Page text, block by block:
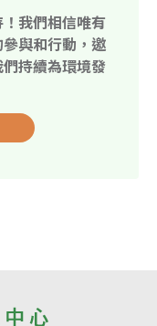
我們相信唯有
與和行動，邀
持續為環境發